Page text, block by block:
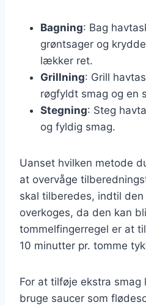
Bagning: Bag
grøntsager og
lækker ret.
Grillning: Grill
røgfyldt smag og en
Stegning: Steg
og fyldig smag.
Uanset hvilken metode
at overvåge
skal tilberedes, indtil
overkoges, da den kan
tommelfingerregel er at
10 minutter pr. tomme
For at tilføje ekstra smag
bruge saucer som